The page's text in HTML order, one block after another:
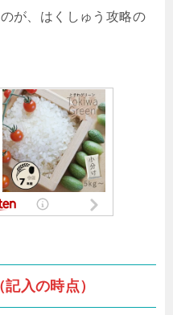
が、はくしゅう攻略の
入の時点）